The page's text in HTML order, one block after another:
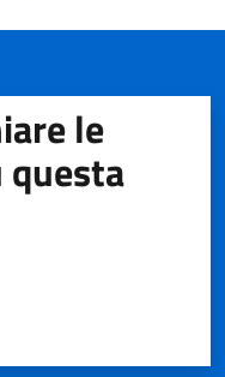
le